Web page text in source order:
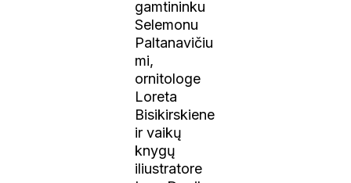
gamtininku
Selemonu
Paltanavičiu
mi,
ornitologe
Loreta
Bisikirskiene
ir vaikų
knygų
iliustratore